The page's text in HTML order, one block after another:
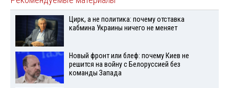
Цирк, а не политика: почему отставка
кабмина Украины ничего не меняет
Новый фронт или блеф: почему Киев не
решится на войну с Белоруссией без
команды Запада